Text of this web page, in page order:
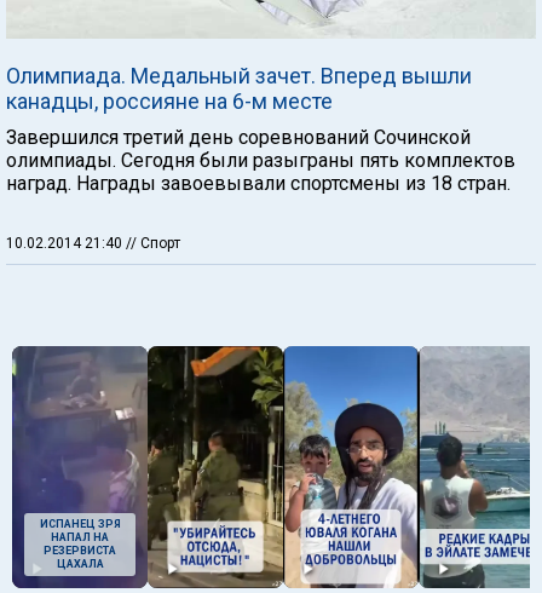
Олимпиада. Медальный зачет. Вперед вышли
канадцы, россияне на 6-м месте
Завершился третий день соревнований Сочинской
олимпиады. Сегодня были разыграны пять комплектов
наград. Награды завоевывали спортсмены из 18 стран.
10.02.2014 21:40 // Спорт
ИСПАНЕЦ ЗРЯ
НАПАЛ НА
РЕЗЕРВИСТА
ЦАХАЛА